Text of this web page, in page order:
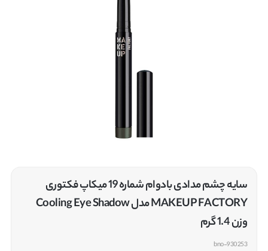
سایه چشم مدادی بادوام شماره 19 میکاپ فکتوری
MAKEUP FACTORY مدل Cooling Eye Shadow
وزن 1.4 گرم
bno-930253